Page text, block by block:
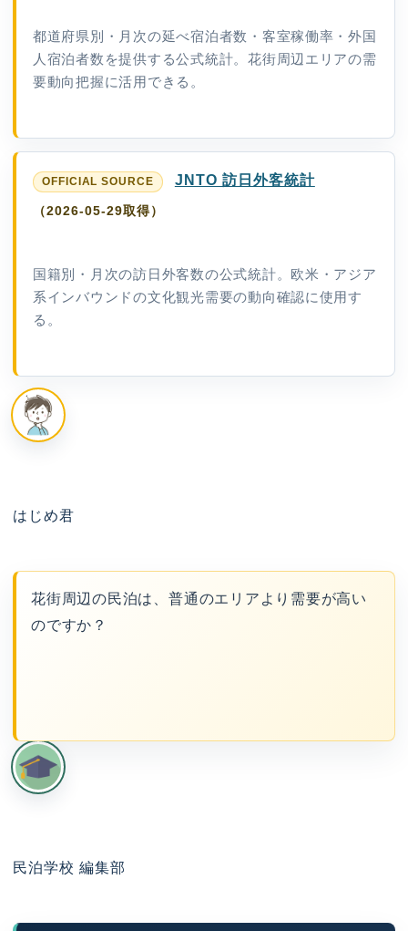
都道府県別・月次の延べ宿泊者数・客室稼働率・外国
人宿泊者数を提供する公式統計。花街周辺エリアの需
要動向把握に活用できる。
JNTO 訪日外客統計
（2026-05-29取得）
国籍別・月次の訪日外客数の公式統計。欧米・アジア
系インバウンドの文化観光需要の動向確認に使用す
る。
はじめ君
花街周辺の民泊は、普通のエリアより需要が高い
のですか？
民泊学校 編集部